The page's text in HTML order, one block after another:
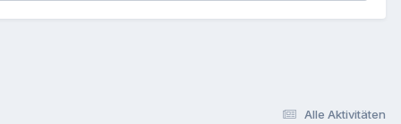
Alle Aktivitäten